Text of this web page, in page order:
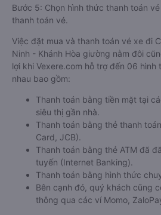
Bước 5: Chọn hình thức thanh toán
thanh toán vé.
Việc đặt mua và thanh toán vé xe đi
Ninh - Khánh Hòa giường nằm đôi
lợi khi Vexere.com hỗ trợ đến 06
nhau bao gồm:
Thanh toán bằng tiền mặt tại
siêu thị gần nhà.
Thanh toán bằng thẻ thanh
Card, JCB).
Thanh toán bằng thẻ ATM đã
tuyến (Internet Banking).
Thanh toán bằng hình thức
Bên cạnh đó, quý khách cũng
thông qua các ví Momo,